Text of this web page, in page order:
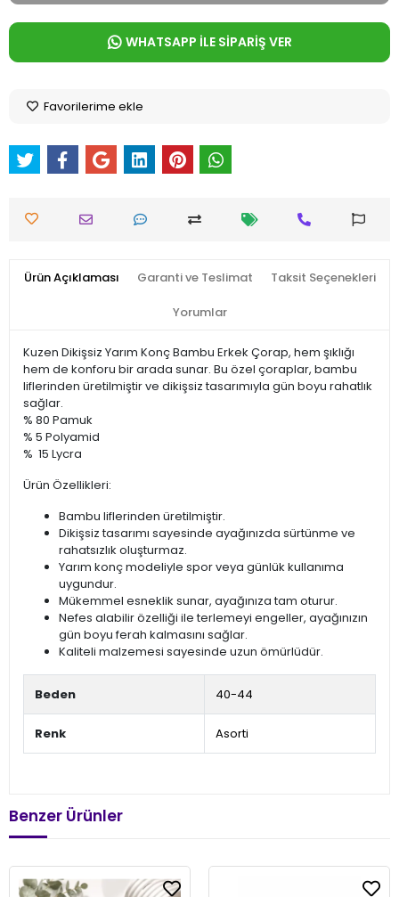
WHATSAPP İLE SİPARİŞ VER
Favorilerime ekle
Ürün Açıklaması Garanti ve Teslimat Taksit Seçenekleri
Yorumlar
Kuzen Dikişsiz Yarım Konç Bambu Erkek Çorap, hem şıklığı
hem de konforu bir arada sunar. Bu özel çoraplar, bambu
liflerinden üretilmiştir ve dikişsiz tasarımıyla gün boyu rahatlık
sağlar.
% 80 Pamuk
% 5 Polyamid
% 15 Lycra
Ürün Özellikleri:
Bambu liflerinden üretilmiştir.
Dikişsiz tasarımı sayesinde ayağınızda sürtünme ve
rahatsızlık oluşturmaz.
Yarım konç modeliyle spor veya günlük kullanıma
uygundur.
Mükemmel esneklik sunar, ayağınıza tam oturur.
Nefes alabilir özelliği ile terlemeyi engeller, ayağınızın
gün boyu ferah kalmasını sağlar.
Kaliteli malzemesi sayesinde uzun ömürlüdür.
Beden 40-44
Renk Asorti
Benzer Ürünler